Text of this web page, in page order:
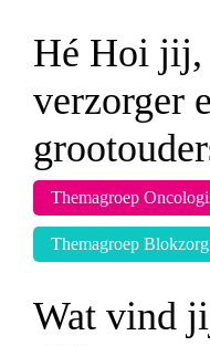
Hé Hoi jij,
verzorger
Themagroep
Themagroep Blokzorg
Wat vind